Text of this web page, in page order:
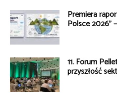
Premiera
Polsce 2026”
11. Forum
przyszłość